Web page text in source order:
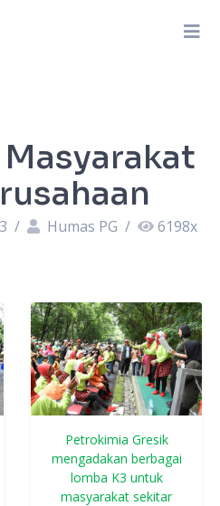
/ Humas PG / 6198x
Petrokimia Gresik
mengadakan berbagai
lomba K3 untuk
masyarakat sekitar